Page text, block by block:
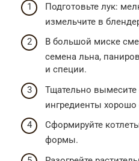
Подготовьте лук:
измельчите в
В большой миске
семена льна,
и специи.
Тщательно
ингредиенты
Сформируйте
формы.